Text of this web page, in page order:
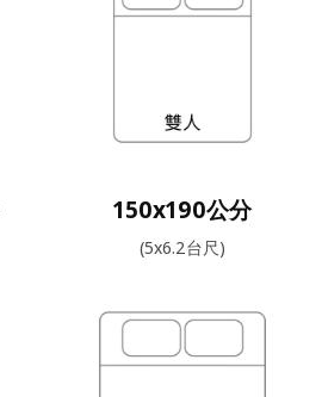
150x190公分
(5x6.2台尺)